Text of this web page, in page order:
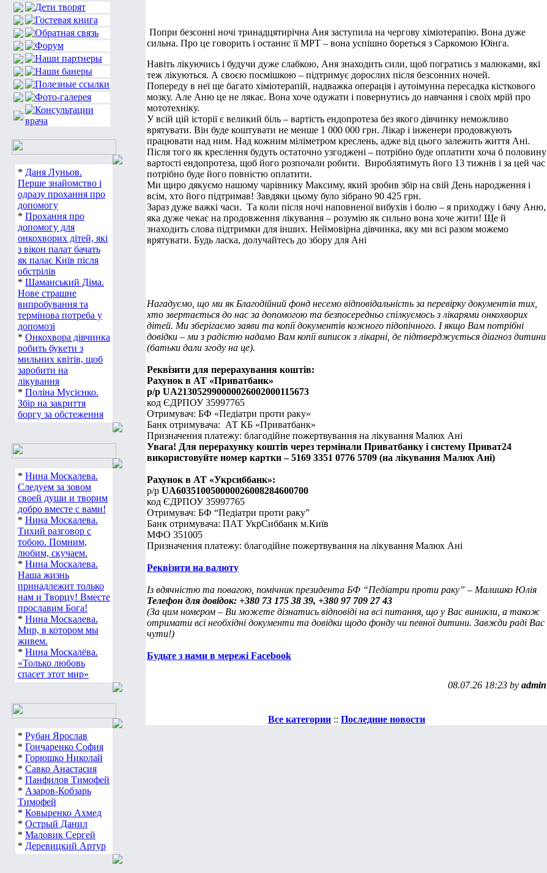
* Даня Луньов.
Перше знайомство і
одразу прохання про
допомогу
* Прохання про
допомогу для
онкохворих дітей, які
з вікон палат бачать
як палає Київ після
обстрілів
* Шаманський Діма.
Нове страшне
випробування та
термінова потреба у
допомозі
* Онкохвора дівчинка
робить букети з
мильних квітів, щоб
заробити на
лікування
* Поліна Мусієнко.
Збір на закриття
боргу за обстеження
* Нина Москалева.
Следуем за зовом
своей души и творим
добро вместе с вами!
* Нина Москалева.
Тихий разговор с
тобою. Помним,
любим, скучаем.
* Нина Москалева.
Наша жизнь
принадлежит только
нам и Творцу! Вместе
прославим Бога!
* Нина Москалева.
Мир, в котором мы
живем.
* Нина Москалёва.
«Только любовь
спасет этот мир»
* Рубан Ярослав
* Гончаренко София
* Горюшко Николай
* Савко Анастасия
* Панфилов Тимофей
* Азаров-Кобзарь
Тимофей
* Ковыренко Ахмед
* Острый Данил
* Маловик Сергей
* Деревицкий Артур
Попри безсонні ночі тринадцятирічна Аня заступила на чергову хіміотерапію. Вона дуже
сильна. Про це говорить і останнє її МРТ – вона успішно бореться з Саркомою Юінга.
Навіть лікуючись і будучи дуже слабкою, Аня знаходить сили, щоб погратись з малюками, які
теж лікуються. А своєю посмішкою – підтримує дорослих після безсонних ночей.
Попереду в неї ще багато хіміотерапій, надважка операція і аутоімунна пересадка кісткового
мозку. Але Аню це не лякає. Вона хоче одужати і повернутись до навчання і своїх мрій про
мототехніку.
У всій цій історії є великий біль – вартість ендопротеза без якого дівчинку неможливо
врятувати. Він буде коштувати не менше 1 000 000 грн. Лікар і інженери продовжують
працювати над ним. Над кожним міліметром креслень, адже від цього залежить життя Ані.
Після того як креслення будуть остаточно узгоджені – потрібно буде оплатити хоча б половину
вартості ендопротеза, щоб його розпочали робити. Вироблятимуть його 13 тижнів і за цей час
потрібно буде його повністю оплатити.
Ми щиро дякуємо нашому чарівнику Максиму, який зробив збір на свій День народження і
всім, хто його підтримав! Завдяки цьому було зібрано 90 425 грн.
Зараз дуже важкі часи. Та коли після ночі наповненої вибухів і болю – я приходжу і бачу Аню,
яка дуже чекає на продовження лікування – розумію як сильно вона хоче жити! Ще й
знаходить слова підтримки для інших. Неймовірна дівчинка, яку ми всі разом можемо
врятувати. Будь ласка, долучайтесь до збору для Ані
Нагадуємо, що ми як Благодійний фонд несемо відповідальність за перевірку документів тих,
хто звертається до нас за допомогою та безпосередньо спілкуємось з лікарями онкохворих
дітей. Ми зберігаємо заяви та копії документів кожного підопічного. І якщо Вам потрібні
довідки – ми з радістю надамо Вам копії виписок з лікарні, де підтверджується діагноз дитини
(батьки дали згоду на це).
Реквізити для перерахування коштів:
Рахунок в АТ «Приватбанк»
р/р UA213052990000026002000115673
код ЄДРПОУ 35997765
Отримувач: БФ «Педіатри проти раку»
Банк отримувача: АТ КБ «Приватбанк»
Призначення платежу: благодійне пожертвування на лікування Малюх Ані
Увага! Для перерахунку коштів через термінали Приватбанку і систему Приват24
використовуйте номер картки – 5169 3351 0776 5709 (на лікування Малюх Ані)
Рахунок в АТ «Укрсиббанк»:
р/р UA603510050000026008284600700
код ЄДРПОУ 35997765
Отримувач: БФ “Педіатри проти раку”
Банк отримувача: ПАТ УкрСиббанк м.Київ
МФО 351005
Призначення платежу: благодійне пожертвування на лікування Малюх Ані
Реквізити на валюту
Із вдячністю та повагою, помічник президента БФ “Педіатри проти раку” – Малишко Юлія
Телефон для довідок: +380 73 175 38 39, +380 97 709 27 43
(За цим номером – Ви можете дізнатись відповіді на всі питання, що у Вас виникли, а також
отримати всі необхідні документи та довідки щодо фонду чи певної дитини. Завжди раді Вас
чути!)
Будьте з нами в мережі Facebook
08.07.26 18:23 by admin
Все категории :: Последние новости